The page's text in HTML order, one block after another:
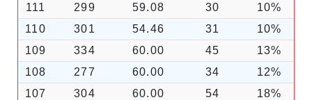
111
299 59.08 30
10%
110
301 54.46 31
10%
109
334 60.00 45
13%
108
277 60.00 34
12%
107
304 60.00 54
18%